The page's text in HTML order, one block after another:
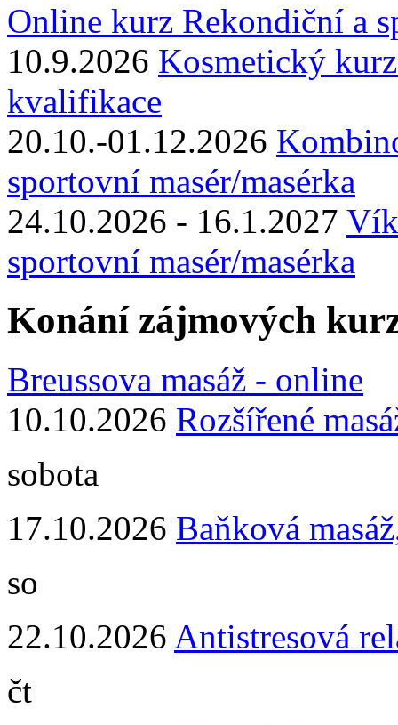
Online kurz Rekondiční a
10.9.2026 Kosmetický
kvalifikace
20.10.-01.12.2026
sportovní masér/masérka
24.10.2026 - 16.1.2027
sportovní masér/masérka
Konání zájmových
Breussova masáž - online
10.10.2026 Rozšířené
sobota
17.10.2026 Baňková
so
22.10.2026 Antistresová
čt